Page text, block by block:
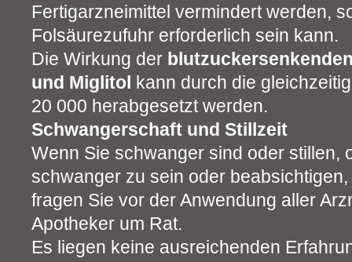
Fertigarzneimittel vermindert werden,
Folsäurezufuhr erforderlich sein kann.
Die Wirkung der
und Miglitol kann durch die
20 000 herabgesetzt werden.
Schwangerschaft und Stillzeit
Wenn Sie schwanger sind oder stillen,
schwanger zu sein oder
fragen Sie vor der Anwendung aller
Apotheker um Rat.
Es liegen keine ausreichenden